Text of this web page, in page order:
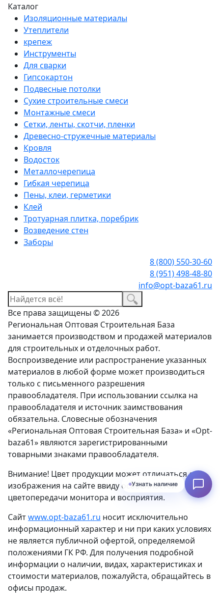
Каталог
Изоляционные материалы
Утеплители
крепеж
Инструменты
Для сварки
Гипсокартон
Подвесные потолки
Сухие строительные смеси
Монтажные смеси
Сетки, ленты, скотчи, пленки
Древесно-стружечные материалы
Кровля
Водосток
Металлочерепица
Гибкая черепица
Пены, клеи, герметики
Клей
Тротуарная плитка, поребрик
Возведение стен
Заборы
8 (800) 550-30-60
8 (951) 498-48-80
info@opt-baza61.ru
Все права защищены © 2026
Региональная Оптовая Строительная База
занимается производством и продажей материалов
для строительных и отделочных работ.
Воспроизведение или распространение указанных
материалов в любой форме может производиться
только с письменного разрешения
правообладателя. При использовании ссылка на
правообладателя и источник заимствования
обязательна. Словесные обозначения
«Региональная Оптовая Строительная База» и «Opt-
baza61» являются зарегистрированными
товарными знаками правообладателя.
Внимание! Цвет продукции может отличаться от
изображения на сайте ввиду особенностей
цветопередачи монитора и восприятия.
Сайтwww.opt-baza61.ru носит исключительно
информационный характер и ни при каких условиях
не является публичной офертой, определяемой
положениями ГК РФ. Для получения подробной
информации о наличии, видах, характеристиках и
стоимости материалов, пожалуйста, обращайтесь в
офисы продаж.
Узнать наличие